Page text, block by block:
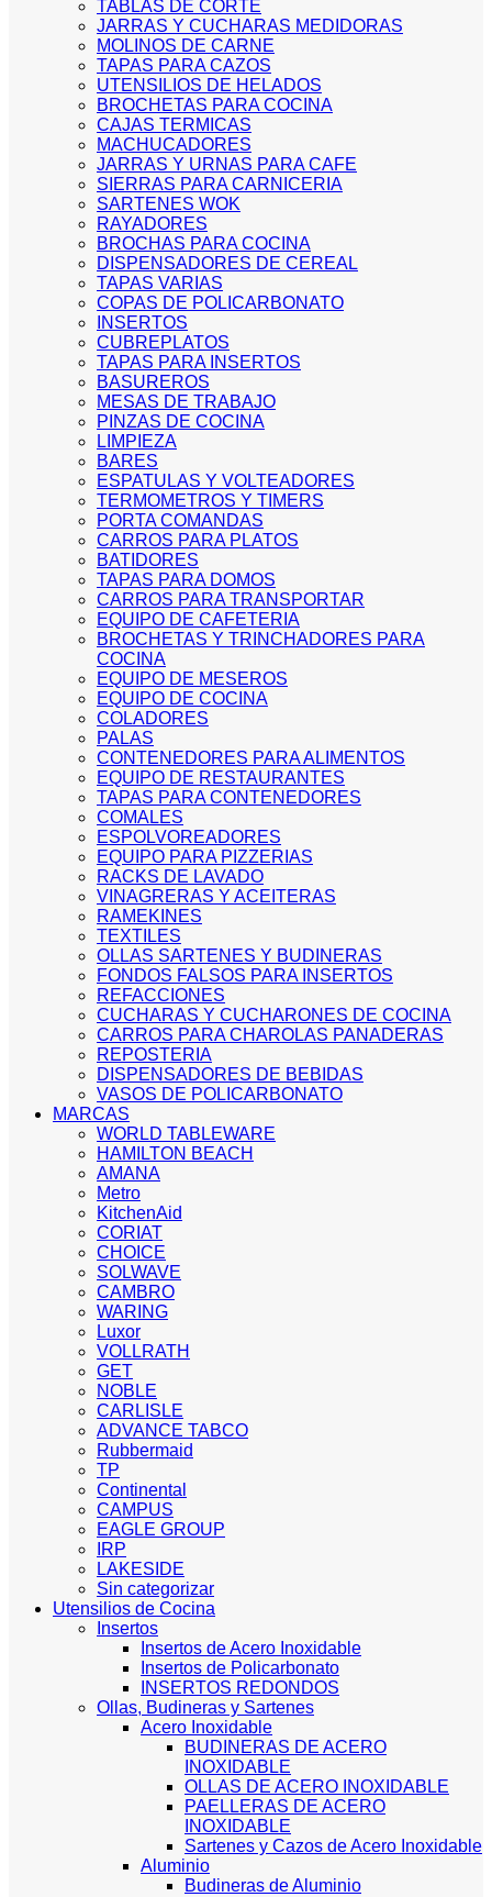
TABLAS DE CORTE
JARRAS Y CUCHARAS MEDIDORAS
MOLINOS DE CARNE
TAPAS PARA CAZOS
UTENSILIOS DE HELADOS
BROCHETAS PARA COCINA
CAJAS TERMICAS
MACHUCADORES
JARRAS Y URNAS PARA CAFE
SIERRAS PARA CARNICERIA
SARTENES WOK
RAYADORES
BROCHAS PARA COCINA
DISPENSADORES DE CEREAL
TAPAS VARIAS
COPAS DE POLICARBONATO
INSERTOS
CUBREPLATOS
TAPAS PARA INSERTOS
BASUREROS
MESAS DE TRABAJO
PINZAS DE COCINA
LIMPIEZA
BARES
ESPATULAS Y VOLTEADORES
TERMOMETROS Y TIMERS
PORTA COMANDAS
CARROS PARA PLATOS
BATIDORES
TAPAS PARA DOMOS
CARROS PARA TRANSPORTAR
EQUIPO DE CAFETERIA
BROCHETAS Y TRINCHADORES PARA
COCINA
EQUIPO DE MESEROS
EQUIPO DE COCINA
COLADORES
PALAS
CONTENEDORES PARA ALIMENTOS
EQUIPO DE RESTAURANTES
TAPAS PARA CONTENEDORES
COMALES
ESPOLVOREADORES
EQUIPO PARA PIZZERIAS
RACKS DE LAVADO
VINAGRERAS Y ACEITERAS
RAMEKINES
TEXTILES
OLLAS SARTENES Y BUDINERAS
FONDOS FALSOS PARA INSERTOS
REFACCIONES
CUCHARAS Y CUCHARONES DE COCINA
CARROS PARA CHAROLAS PANADERAS
REPOSTERIA
DISPENSADORES DE BEBIDAS
VASOS DE POLICARBONATO
MARCAS
WORLD TABLEWARE
HAMILTON BEACH
AMANA
Metro
KitchenAid
CORIAT
CHOICE
SOLWAVE
CAMBRO
WARING
Luxor
VOLLRATH
GET
NOBLE
CARLISLE
ADVANCE TABCO
Rubbermaid
TP
Continental
CAMPUS
EAGLE GROUP
IRP
LAKESIDE
Sin categorizar
Utensilios de Cocina
Insertos
Insertos de Acero Inoxidable
Insertos de Policarbonato
INSERTOS REDONDOS
Ollas, Budineras y Sartenes
Acero Inoxidable
BUDINERAS DE ACERO
INOXIDABLE
OLLAS DE ACERO INOXIDABLE
PAELLERAS DE ACERO
INOXIDABLE
Sartenes y Cazos de Acero Inoxidable
Aluminio
Budineras de Aluminio